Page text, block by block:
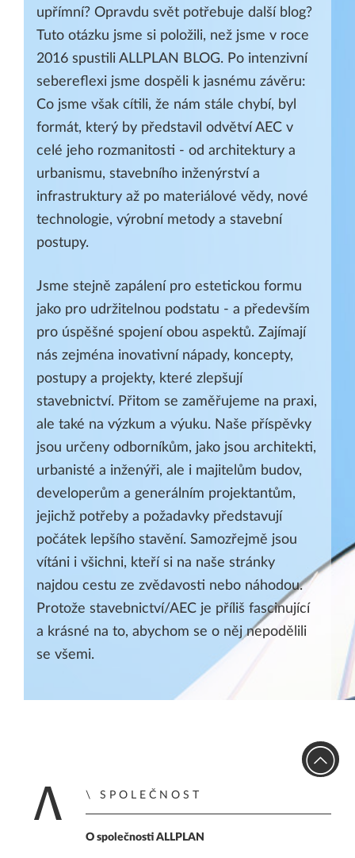
upřímní? Opravdu svět potřebuje další blog?
Tuto otázku jsme si položili, než jsme v roce
2016 spustili ALLPLAN BLOG. Po intenzivní
sebereflexi jsme dospěli k jasnému závěru:
Co jsme však cítili, že nám stále chybí, byl
formát, který by představil odvětví AEC v
celé jeho rozmanitosti - od architektury a
urbanismu, stavebního inženýrství a
infrastruktury až po materiálové vědy, nové
technologie, výrobní metody a stavební
postupy.
Jsme stejně zapálení pro estetickou formu
jako pro udržitelnou podstatu - a především
pro úspěšné spojení obou aspektů. Zajímají
nás zejména inovativní nápady, koncepty,
postupy a projekty, které zlepšují
stavebnictví. Přitom se zaměřujeme na praxi,
ale také na výzkum a výuku. Naše příspěvky
jsou určeny odborníkům, jako jsou architekti,
urbanisté a inženýři, ale i majitelům budov,
developerům a generálním projektantům,
jejichž potřeby a požadavky představují
počátek lepšího stavění. Samozřejmě jsou
vítáni i všichni, kteří si na naše stránky
najdou cestu ze zvědavosti nebo náhodou.
Protože stavebnictví/AEC je příliš fascinující
a krásné na to, abychom se o něj nepodělili
se všemi.
Home
SPOLEČNOST
O společnosti ALLPLAN